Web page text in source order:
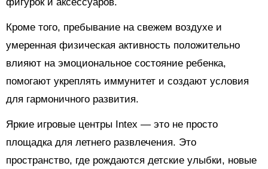
Кроме того, пребывание на свежем воздухе и
умеренная физическая активность положительно
влияют на эмоциональное состояние ребенка,
помогают укреплять иммунитет и создают условия
для гармоничного развития.
Яркие игровые центры Intex — это не просто
площадка для летнего развлечения. Это
пространство, где рождаются детские улыбки, новые